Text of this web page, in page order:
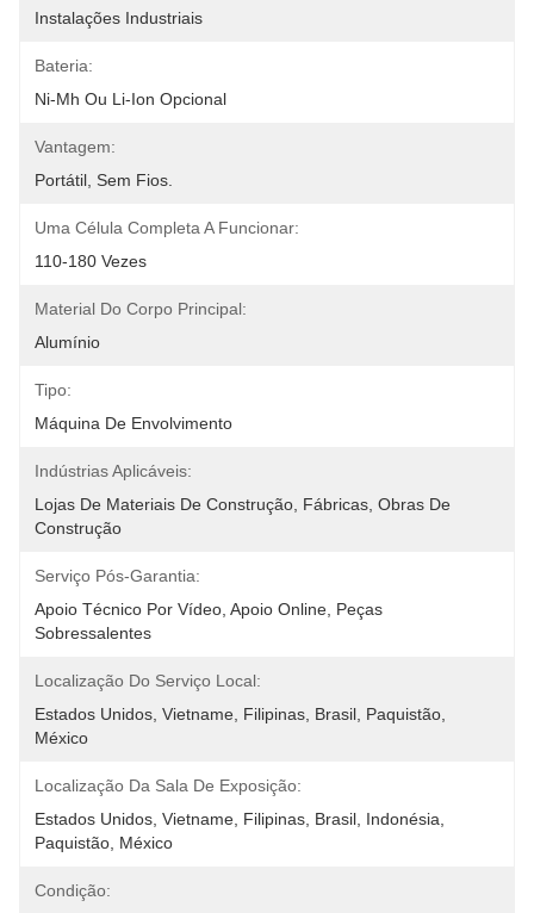
Instalações Industriais
Bateria:
Ni-Mh Ou Li-Ion Opcional
Vantagem:
Portátil, Sem Fios.
Uma Célula Completa A Funcionar:
110-180 Vezes
Material Do Corpo Principal:
Alumínio
Tipo:
Máquina De Envolvimento
Indústrias Aplicáveis:
Lojas De Materiais De Construção, Fábricas, Obras De
Construção
Serviço Pós-Garantia:
Apoio Técnico Por Vídeo, Apoio Online, Peças
Sobressalentes
Localização Do Serviço Local:
Estados Unidos, Vietname, Filipinas, Brasil, Paquistão,
México
Localização Da Sala De Exposição:
Estados Unidos, Vietname, Filipinas, Brasil, Indonésia,
Paquistão, México
Condição: